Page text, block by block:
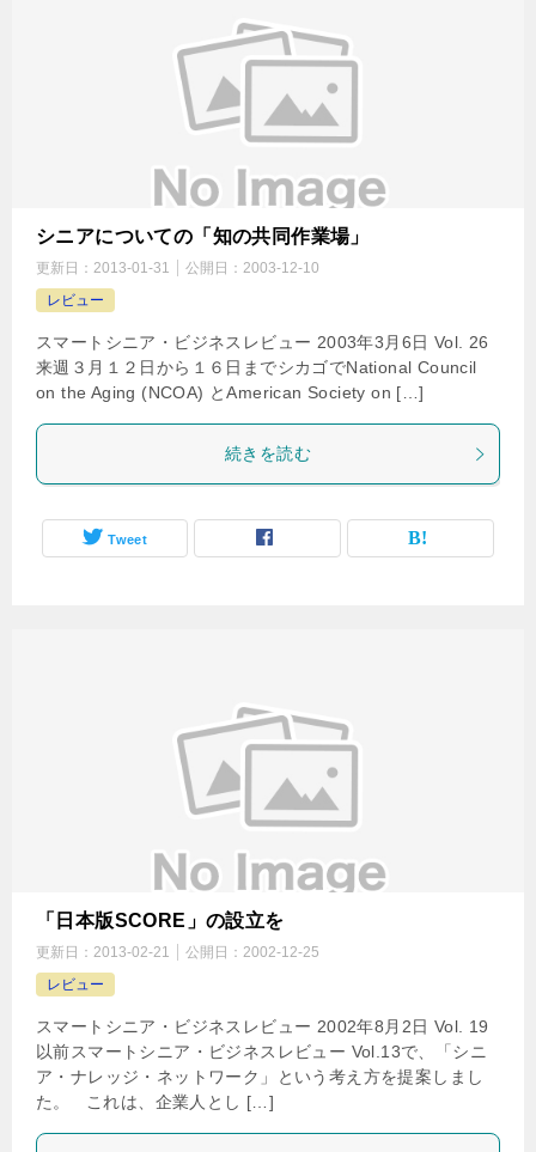
シニアについての「知の共同作業場」
更新日： 2013-01-31 公開日： 2003-12-10
レビュー
スマートシニア・ビジネスレビュー 2003年3月6日 Vol. 26
来週３月１２日から１６日までシカゴでNational Council
on the Aging (NCOA) とAmerican Society on […]
続きを読む
Tweet
「日本版SCORE」の設立を
更新日： 2013-02-21 公開日： 2002-12-25
レビュー
スマートシニア・ビジネスレビュー 2002年8月2日 Vol. 19
以前スマートシニア・ビジネスレビュー Vol.13で、「シニ
ア・ナレッジ・ネットワーク」という考え方を提案しまし
た。 これは、企業人とし […]